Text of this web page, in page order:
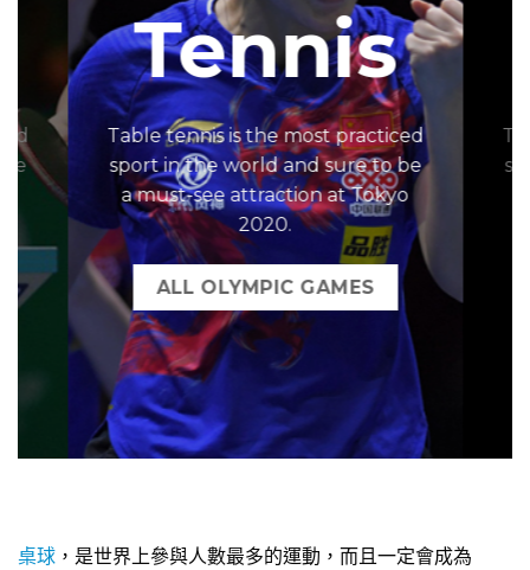
Tennis
Table tennis is the most practiced
sport in the world and sure to be
a must-see attraction at Tokyo
2020.
ALL OLYMPIC GAMES
桌球 ，是世界上參與人數最多的運動，而且一定會成為